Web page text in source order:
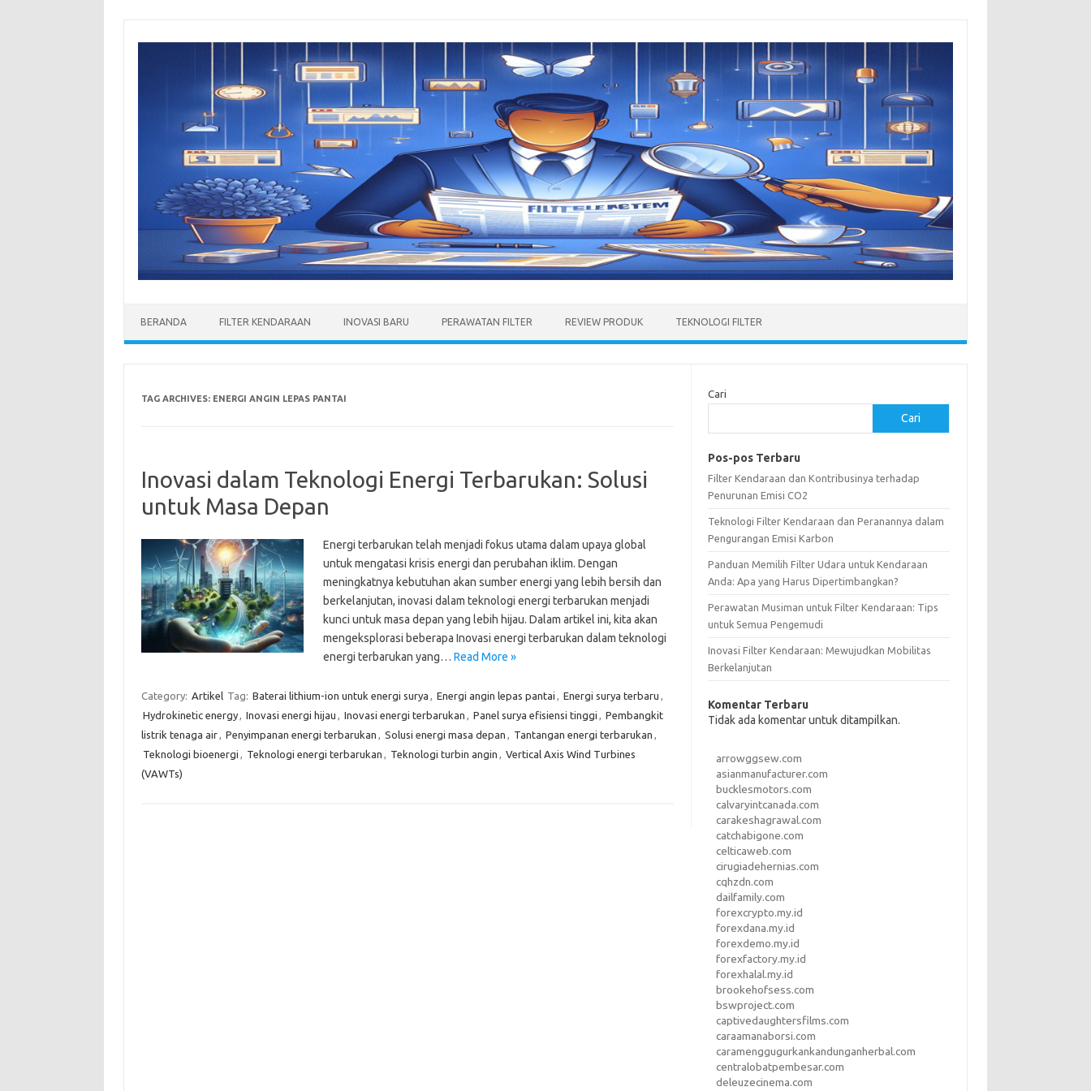
BERANDA FILTER KENDARAAN INOVASI BARU PERAWATAN FILTER REVIEW PRODUK TEKNOLOGI FILTER
TAG ARCHIVES: ENERGI ANGIN LEPAS PANTAI
Inovasi dalam Teknologi Energi Terbarukan: Solusi
untuk Masa Depan
Energi terbarukan telah menjadi fokus utama dalam upaya global
untuk mengatasi krisis energi dan perubahan iklim. Dengan
meningkatnya kebutuhan akan sumber energi yang lebih bersih dan
berkelanjutan, inovasi dalam teknologi energi terbarukan menjadi
kunci untuk masa depan yang lebih hijau. Dalam artikel ini, kita akan
mengeksplorasi beberapa Inovasi energi terbarukan dalam teknologi
energi terbarukan yang… Read More »
Category: Artikel Tag: Baterai lithium-ion untuk energi surya , Energi angin lepas pantai , Energi surya terbaru ,
Hydrokinetic energy, Inovasi energi hijau , Inovasi energi terbarukan , Panel surya efisiensi tinggi , Pembangkit
listrik tenaga air, Penyimpanan energi terbarukan , Solusi energi masa depan , Tantangan energi terbarukan ,
Teknologi bioenergi , Teknologi energi terbarukan , Teknologi turbin angin , Vertical Axis Wind Turbines
(VAWTs)
Cari
Cari
Pos-pos Terbaru
Filter Kendaraan dan Kontribusinya terhadap
Penurunan Emisi CO2
Teknologi Filter Kendaraan dan Peranannya dalam
Pengurangan Emisi Karbon
Panduan Memilih Filter Udara untuk Kendaraan
Anda: Apa yang Harus Dipertimbangkan?
Perawatan Musiman untuk Filter Kendaraan: Tips
untuk Semua Pengemudi
Inovasi Filter Kendaraan: Mewujudkan Mobilitas
Berkelanjutan
Komentar Terbaru
Tidak ada komentar untuk ditampilkan.
arrowggsew.com
asianmanufacturer.com
bucklesmotors.com
calvaryintcanada.com
carakeshagrawal.com
catchabigone.com
celticaweb.com
cirugiadehernias.com
cqhzdn.com
dailfamily.com
forexcrypto.my.id
forexdana.my.id
forexdemo.my.id
forexfactory.my.id
forexhalal.my.id
brookehofsess.com
bswproject.com
captivedaughtersfilms.com
caraamanaborsi.com
caramenggugurkankandunganherbal.com
centralobatpembesar.com
deleuzecinema.com